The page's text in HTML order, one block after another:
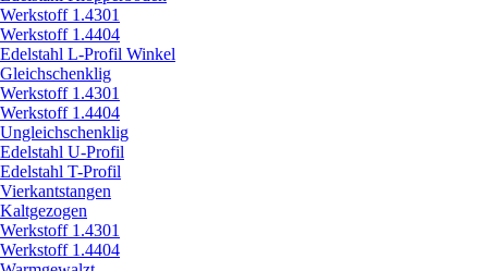
Werkstoff 1.4301
Werkstoff 1.4404
Edelstahl L-Profil Winkel
Gleichschenklig
Werkstoff 1.4301
Werkstoff 1.4404
Ungleichschenklig
Edelstahl U-Profil
Edelstahl T-Profil
Vierkantstangen
Kaltgezogen
Werkstoff 1.4301
Werkstoff 1.4404